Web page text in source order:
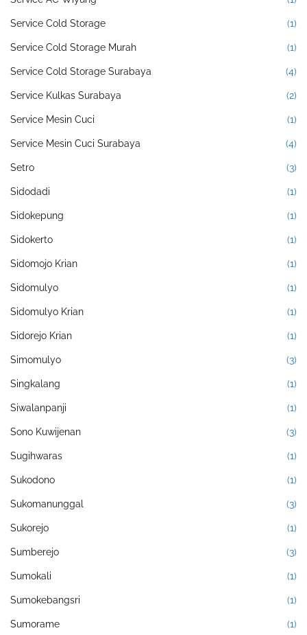
Service Cold Storage (1)
Service Cold Storage Murah (1)
Service Cold Storage Surabaya (4)
Service Kulkas Surabaya (2)
Service Mesin Cuci (1)
Service Mesin Cuci Surabaya (4)
Setro (3)
Sidodadi (1)
Sidokepung (1)
Sidokerto (1)
Sidomojo Krian (1)
Sidomulyo (1)
Sidomulyo Krian (1)
Sidorejo Krian (1)
Simomulyo (3)
Singkalang (1)
Siwalanpanji (1)
Sono Kuwijenan (3)
Sugihwaras (1)
Sukodono (1)
Sukomanunggal (3)
Sukorejo (1)
Sumberejo (3)
Sumokali (1)
Sumokebangsri (1)
Sumorame (1)